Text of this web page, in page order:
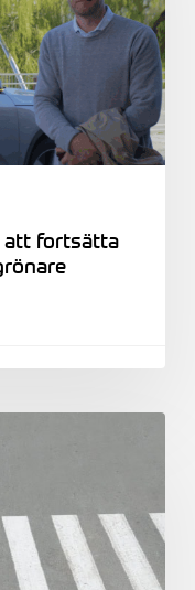
att fortsätta